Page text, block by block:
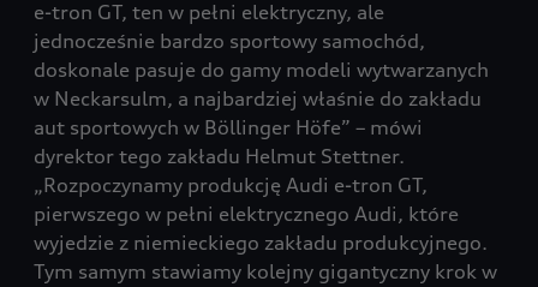
e-tron GT, ten w pełni elektryczny, ale
jednocześnie bardzo sportowy samochód,
doskonale pasuje do gamy modeli wytwarzanych
w Neckarsulm, a najbardziej właśnie do zakładu
aut sportowych w Böllinger Höfe” – mówi
dyrektor tego zakładu Helmut Stettner.
„Rozpoczynamy produkcję Audi e-tron GT,
pierwszego w pełni elektrycznego Audi, które
wyjedzie z niemieckiego zakładu produkcyjnego.
Tym samym stawiamy kolejny gigantyczny krok w